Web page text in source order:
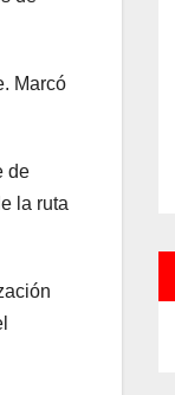
Marcó
de
la ruta